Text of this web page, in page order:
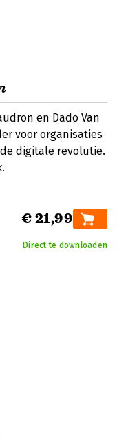
en Dado Van
voor organisaties
digitale revolutie.
€ 21,99
Direct te downloaden